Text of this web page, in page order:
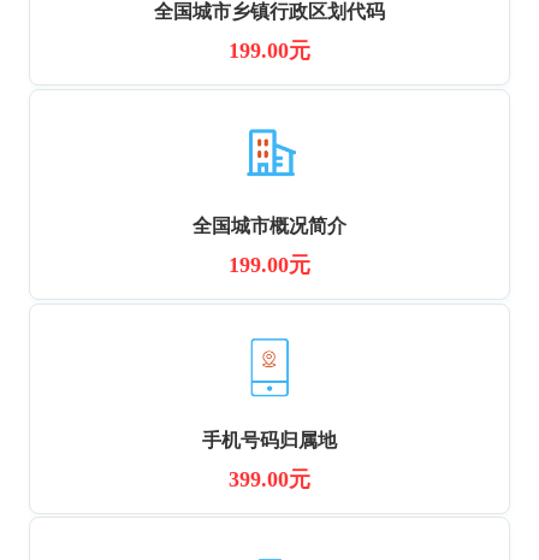
全国城市乡镇行政区划代码
199.00元
全国城市概况简介
199.00元
手机号码归属地
399.00元